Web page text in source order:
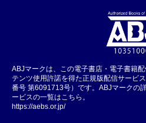
ABJマークは、この電子書店・電子書籍
テンツ使用許諾を得た正規版配信サービ
番号 第6091713号）です。ABJマークの
ービスの一覧はこちら。
https://aebs.or.jp/